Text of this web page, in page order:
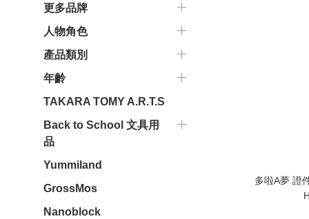
更多品牌
人物角色
產品類別
年齡
TAKARA TOMY A.R.T.S
Back to School 文具用
品
Yummiland
GrossMos
Nanoblock
多啦